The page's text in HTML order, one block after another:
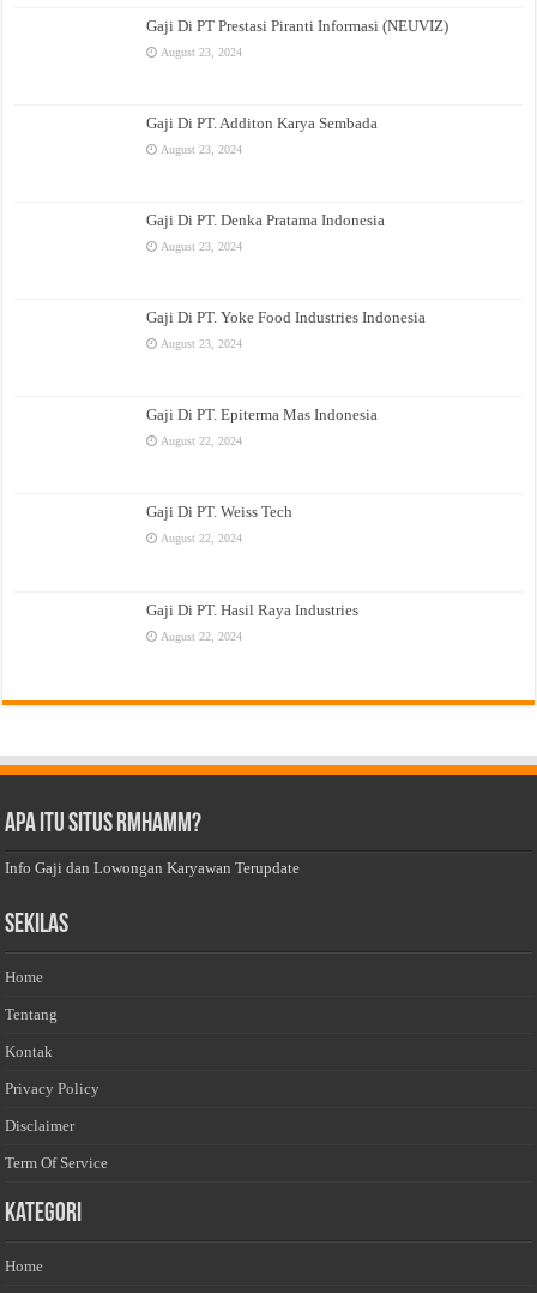
Gaji Di PT Prestasi Piranti Informasi (NEUVIZ)
August 23, 2024
Gaji Di PT. Additon Karya Sembada
August 23, 2024
Gaji Di PT. Denka Pratama Indonesia
August 23, 2024
Gaji Di PT. Yoke Food Industries Indonesia
August 23, 2024
Gaji Di PT. Epiterma Mas Indonesia
August 22, 2024
Gaji Di PT. Weiss Tech
August 22, 2024
Gaji Di PT. Hasil Raya Industries
August 22, 2024
Apa Itu Situs Rmhamm?
Info Gaji dan Lowongan Karyawan Terupdate
Sekilas
Home
Tentang
Kontak
Privacy Policy
Disclaimer
Term Of Service
Kategori
Home